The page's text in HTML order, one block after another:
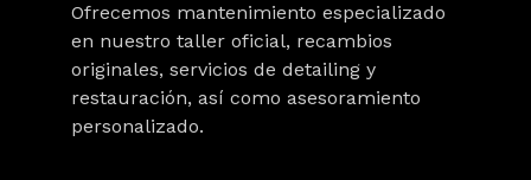
Ofrecemos mantenimiento especializado
en nuestro taller oficial, recambios
originales, servicios de detailing y
restauración, así como asesoramiento
personalizado.